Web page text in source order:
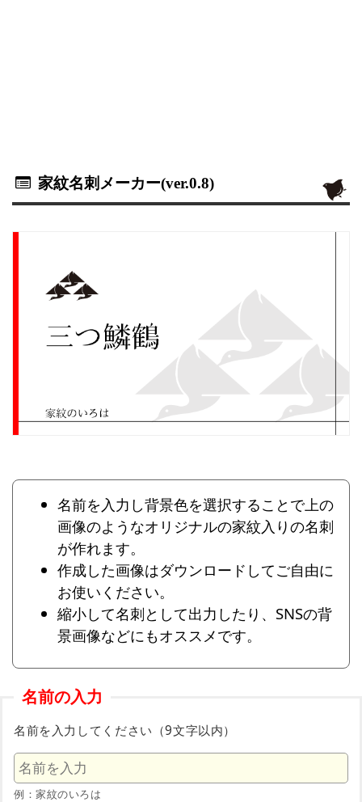
家紋名刺メーカー(ver.0.8)
名前を入力し背景色を選択することで上の
画像のようなオリジナルの家紋入りの名刺
が作れます。
作成した画像はダウンロードしてご自由に
お使いください。
縮小して名刺として出力したり、SNSの背
景画像などにもオススメです。
名前の入力
名前を入力してください（9文字以内）
例：家紋のいろは